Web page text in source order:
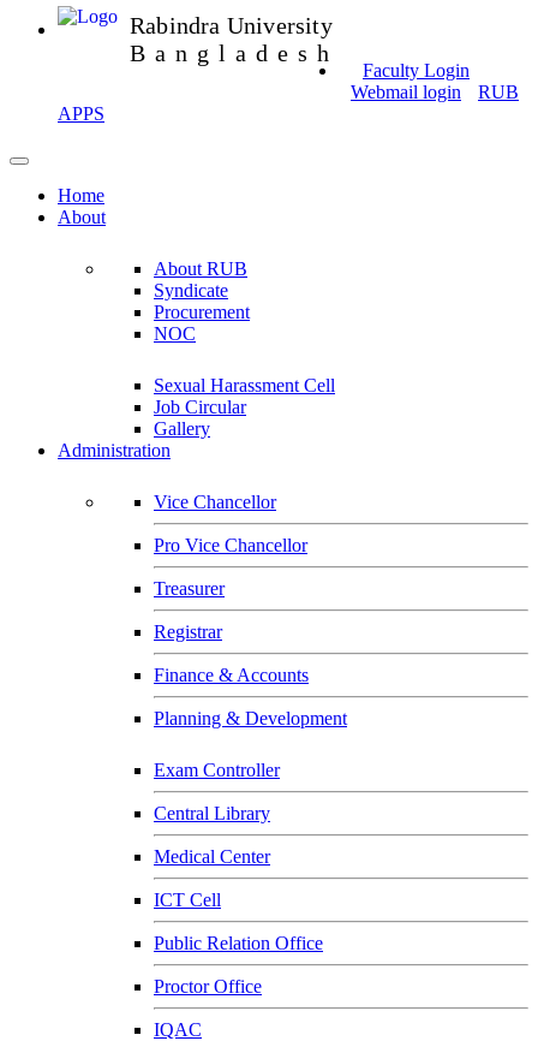
Rabindra University
Bangladesh
Faculty Login
Webmail login
RUB
APPS
Home
About
About RUB
Syndicate
Procurement
NOC
Sexual Harassment Cell
Job Circular
Gallery
Administration
Vice Chancellor
Pro Vice Chancellor
Treasurer
Registrar
Finance & Accounts
Planning & Development
Exam Controller
Central Library
Medical Center
ICT Cell
Public Relation Office
Proctor Office
IQAC